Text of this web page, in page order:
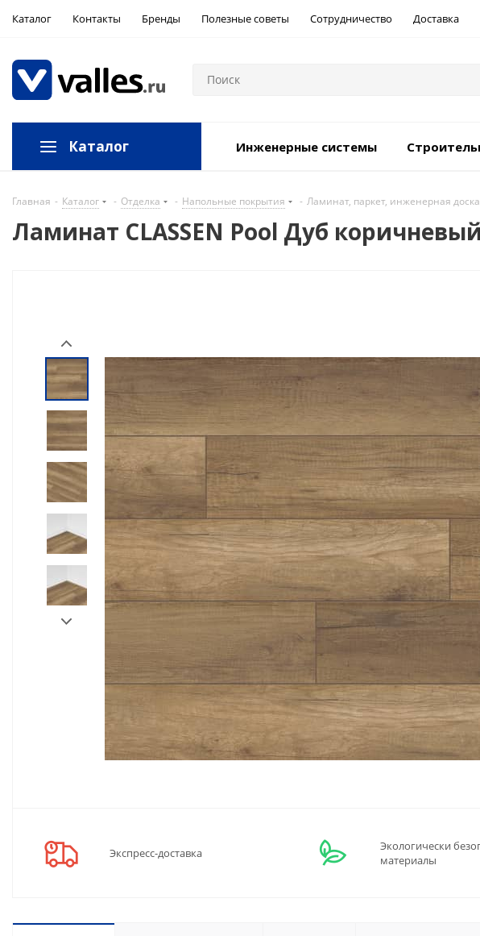
Каталог Контакты Бренды Полезные советы Сотрудничество Доставка
Каталог Инженерные системы
Главная - Каталог - Отделка - Напольные покрытия - Ламинат, паркет, инженерная доска
Ламинат CLASSEN Pool Дуб
Экспресс-доставка
Экологически
материалы